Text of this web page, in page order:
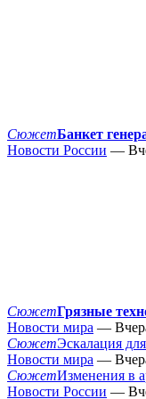
СюжетБанкет
Новости России —
СюжетГрязные
Новости мира —
СюжетЭскалация
Новости мира —
СюжетИзменения в
Новости России —